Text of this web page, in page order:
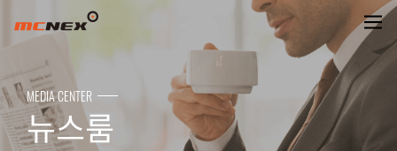
뉴스룸
MEDIA CENTER
뉴스룸